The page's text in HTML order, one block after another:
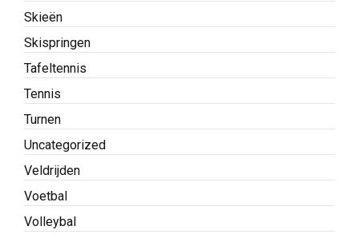
Skieën
Skispringen
Tafeltennis
Tennis
Turnen
Uncategorized
Veldrijden
Voetbal
Volleybal